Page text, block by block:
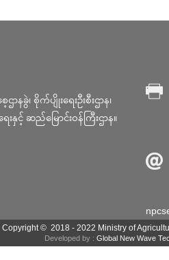
ာနခွဲ၊ စိုက်ပျိုးရေးဦးစီးဌာန၊
ေးနှင့် ဆည်မြောင်း၀န်ကြီးဌာန။
Copyright © 2018 - 2022 Ministry of
Developed by : Global New Wave